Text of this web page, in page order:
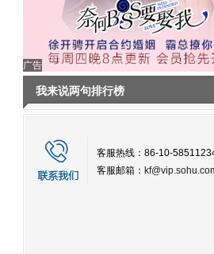
广告
我来说两句排行榜
客服热线：86-10-
客服邮箱：